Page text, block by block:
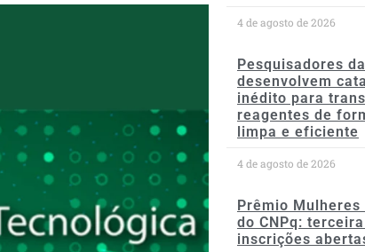
4 de agosto de 2026
Pesquisadores
desenvolvem
inédito para
reagentes de
limpa e eficiente
4 de agosto de 2026
Prêmio Mulheres
do CNPq:
inscrições